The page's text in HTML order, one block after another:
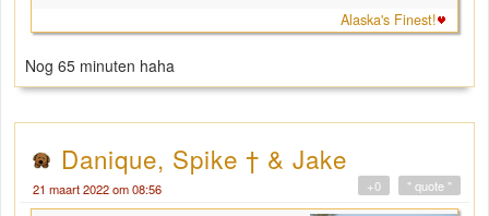
Alaska's Finest!
Nog 65 minuten haha
Danique, Spike † & Jake
21 maart 2022 om 08:56 " quote "
+0